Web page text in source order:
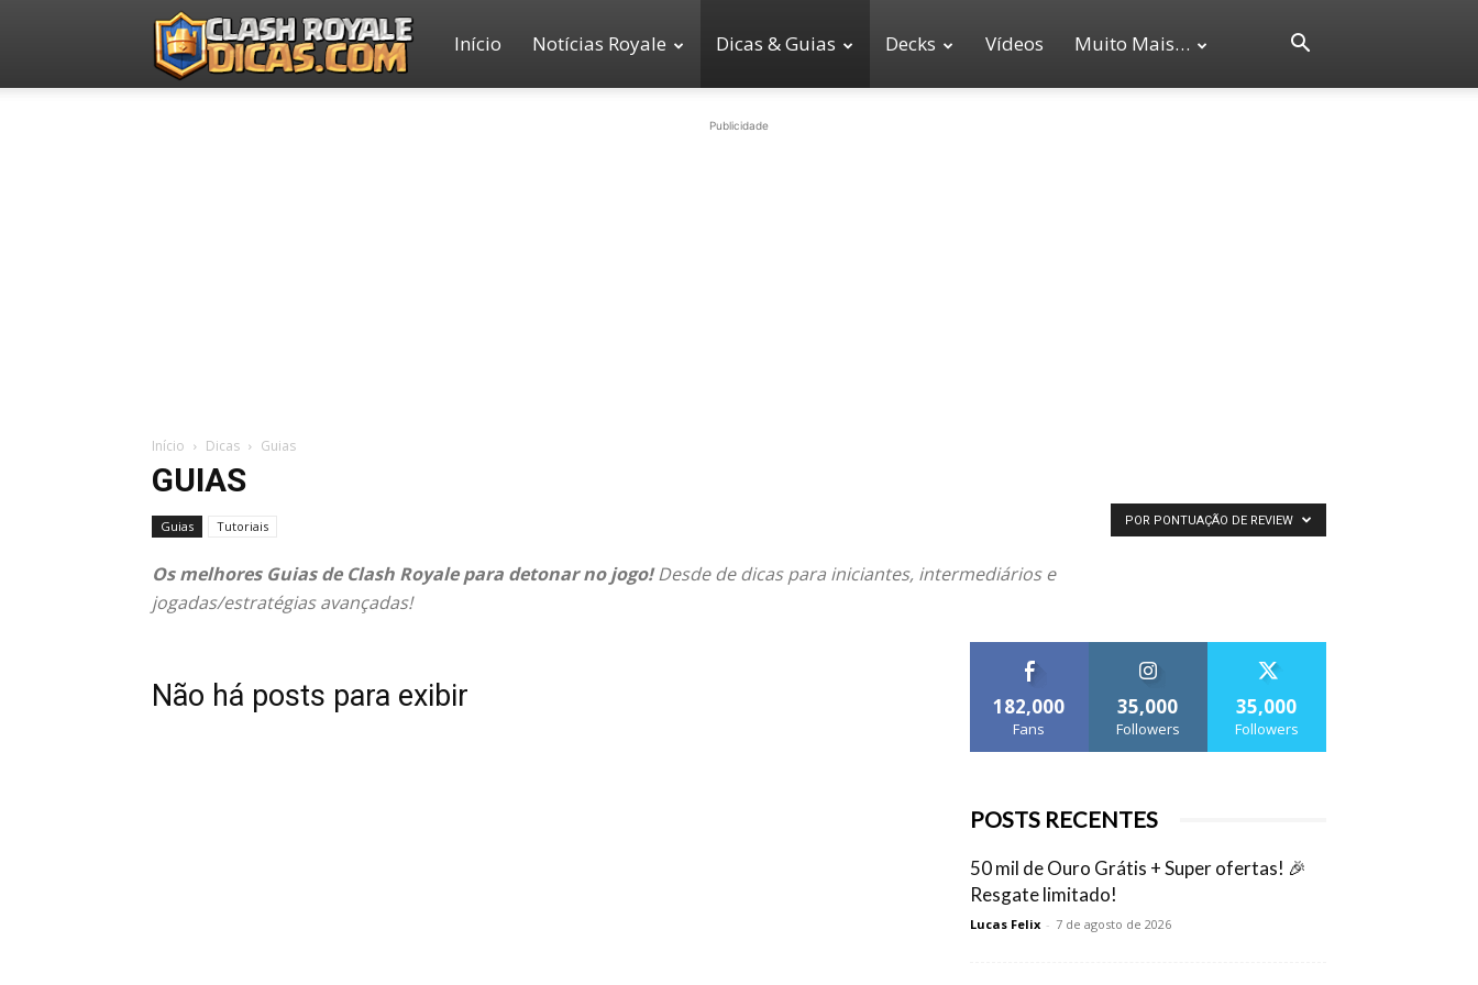
Clash
Início Notícias Royale Dicas & Guias Decks Vídeos Muito Mais…
Publicidade
Início Dicas Guias
GUIAS
Guias Tutoriais
Os melhores Guias de Clash Royale para detonar no jogo!Desde de dicas para iniciantes, intermediários e
jogadas/estratégias avançadas!
POR PONTUAÇÃO DE REVIEW
Não há posts para exibir 182,000
Fans
35,000
Followers
35,000
Followers
POSTS RECENTES
50 mil de Ouro Grátis + Super ofertas! 🎉
Resgate limitado!
Lucas Felix - 7 de agosto de 2026